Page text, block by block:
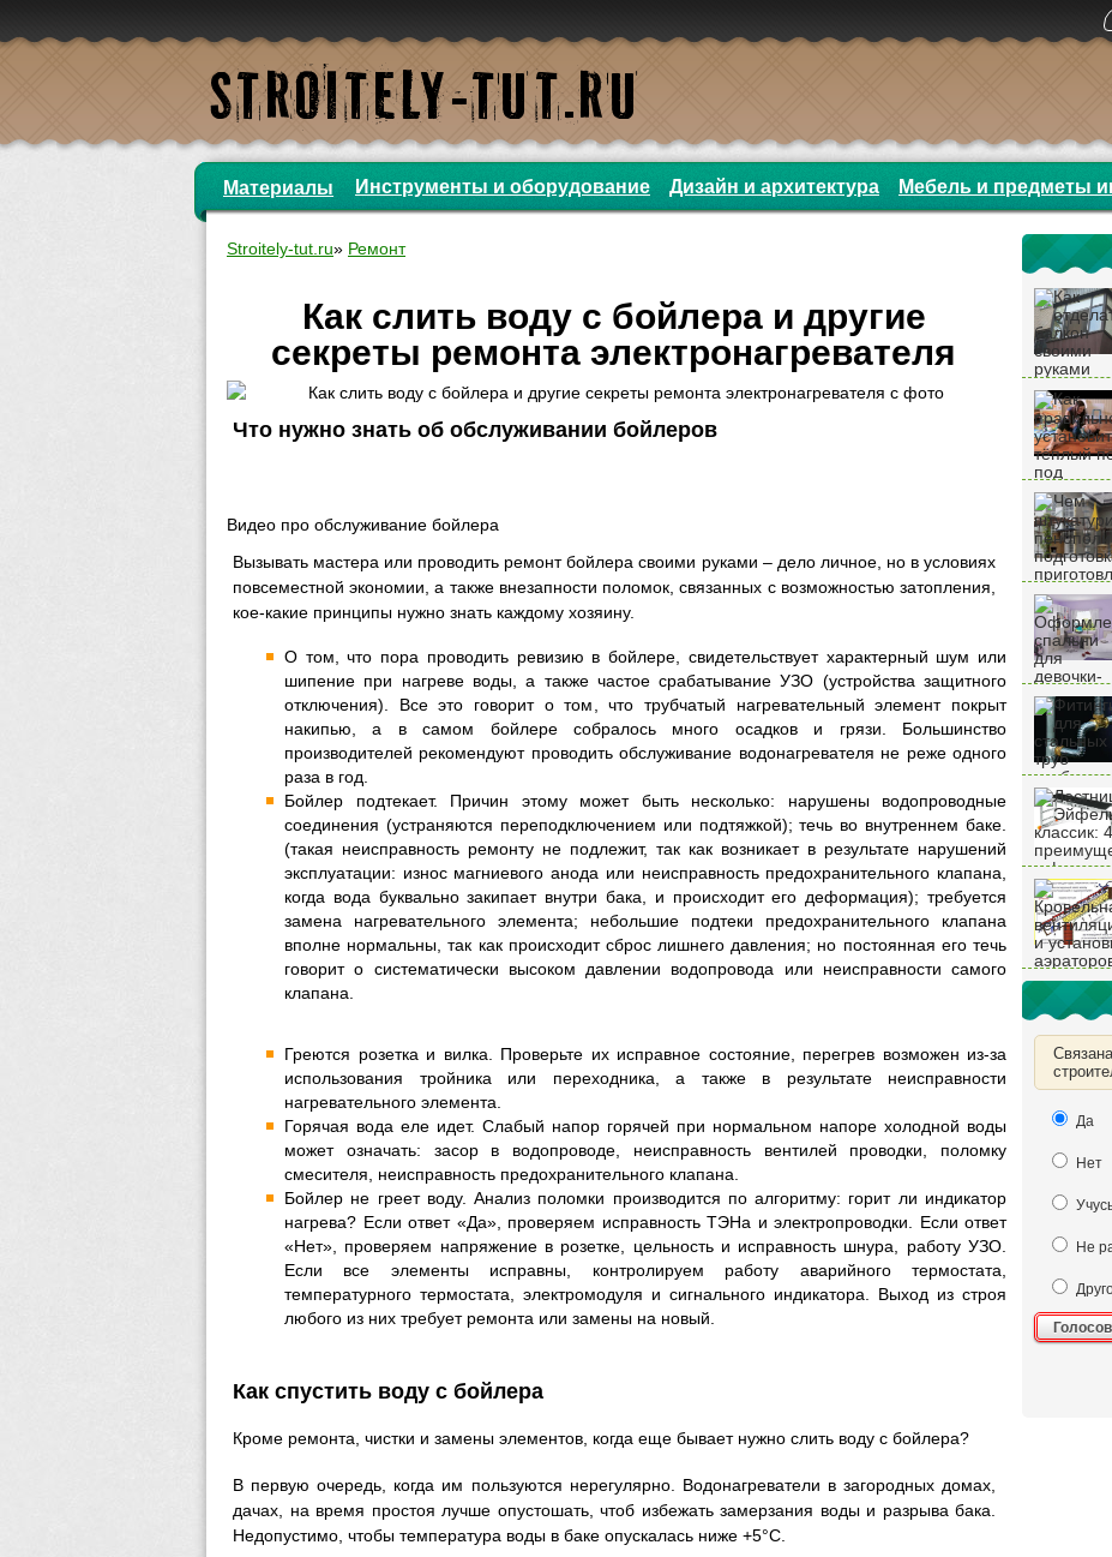
Материалы Инструменты и оборудование Дизайн и архитектура Мебель и предметы
Да
Нет
Не
Stroitely-tut.ru» Ремонт
Как слить воду с бойлера и другие
секреты ремонта электронагревателя
Что нужно знать об обслуживании бойлеров
Видео про обслуживание бойлера
Вызывать мастера или проводить ремонт бойлера своими руками – дело личное, но в условиях
повсеместной экономии, а также внезапности поломок, связанных с возможностью затопления,
кое-какие принципы нужно знать каждому хозяину.
О том, что пора проводить ревизию в бойлере, свидетельствует характерный шум или
шипение при нагреве воды, а также частое срабатывание УЗО (устройства защитного
отключения). Все это говорит о том, что трубчатый нагревательный элемент покрыт
накипью, а в самом бойлере собралось много осадков и грязи. Большинство
производителей рекомендуют проводить обслуживание водонагревателя не реже одного
раза в год.
Бойлер подтекает. Причин этому может быть несколько: нарушены водопроводные
соединения (устраняются переподключением или подтяжкой); течь во внутреннем баке.
(такая неисправность ремонту не подлежит, так как возникает в результате нарушений
эксплуатации: износ магниевого анода или неисправность предохранительного клапана,
когда вода буквально закипает внутри бака, и происходит его деформация); требуется
замена нагревательного элемента; небольшие подтеки предохранительного клапана
вполне нормальны, так как происходит сброс лишнего давления; но постоянная его течь
говорит о систематически высоком давлении водопровода или неисправности самого
клапана.
Греются розетка и вилка. Проверьте их исправное состояние, перегрев возможен из-за
использования тройника или переходника, а также в результате неисправности
нагревательного элемента.
Горячая вода еле идет. Слабый напор горячей при нормальном напоре холодной воды
может означать: засор в водопроводе, неисправность вентилей проводки, поломку
смесителя, неисправность предохранительного клапана.
Бойлер не греет воду. Анализ поломки производится по алгоритму: горит ли индикатор
нагрева? Если ответ «Да», проверяем исправность ТЭНа и электропроводки. Если ответ
«Нет», проверяем напряжение в розетке, цельность и исправность шнура, работу УЗО.
Если все элементы исправны, контролируем работу аварийного термостата,
температурного термостата, электромодуля и сигнального индикатора. Выход из строя
любого из них требует ремонта или замены на новый.
Как спустить воду с бойлера
Кроме ремонта, чистки и замены элементов, когда еще бывает нужно слить воду с бойлера?
В первую очередь, когда им пользуются нерегулярно. Водонагреватели в загородных домах,
дачах, на время простоя лучше опустошать, чтоб избежать замерзания воды и разрыва бака.
Недопустимо, чтобы температура воды в баке опускалась ниже +5°С.